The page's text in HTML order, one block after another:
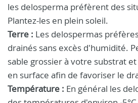
les delosperma préfèrent des
Plantez-les en plein soleil.
Terre : Les delospermas
drainés sans excès d'humidité.
sable grossier à votre substrat
en surface afin de favoriser le
Température : En général les